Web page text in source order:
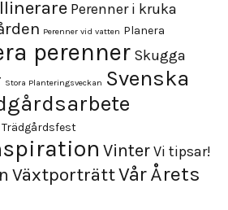
Perenner i kruka
Perenner vid vatten Planera
perenner Skugga
Stora Planteringsveckan Svenska
Trädgårdsfest
VinterVi tipsar!
VäxtporträttVårÅrets